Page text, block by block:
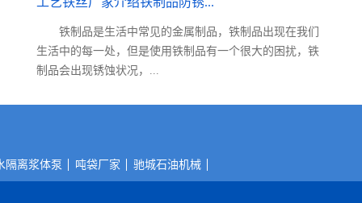
铁制品是生活中常见的金属制品，铁制品出现在我们
生活中的每一处，但是使用铁制品有一个很大的困扰，铁
制品会出现锈蚀状况，...
隔离浆体泵 吨袋厂家 驰城石油机械